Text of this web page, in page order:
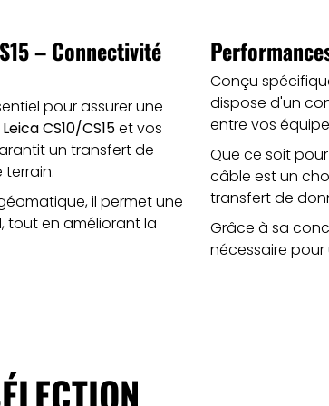
– Connectivité
pour assurer une
CS10/CS15et vos
un transfert de
il permet une
tout en améliorant la
Conçu
dispose d'un
entre vos
Que ce soit
câble est un
transfert de
Grâce à sa
nécessaire